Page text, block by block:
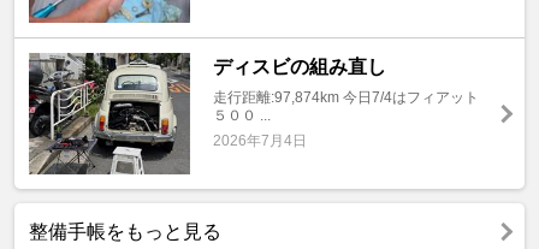
ディスビの組み直し
走行距離:97,874km 今日7/4はフィアット
５００ ...
2026年7月4日
整備手帳をもっと見る